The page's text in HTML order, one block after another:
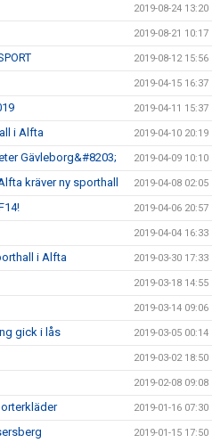
2019-08-24 13:20
2019-08-21 10:17
2019-08-12 15:56
2019-04-15 16:37
2019-04-11 15:37
i Alfta 2019-04-10 20:19
Gävleborg&#8203; 2019-04-09 10:10
kräver ny sporthall 2019-04-08 02:05
2019-04-06 20:57
2019-04-04 16:33
i Alfta 2019-03-30 17:33
2019-03-18 14:55
2019-03-14 09:06
gick i lås 2019-03-05 00:14
2019-03-02 18:50
2019-02-08 09:08
2019-01-16 07:30
2019-01-15 17:50